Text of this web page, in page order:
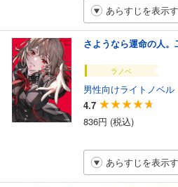
あらすじを表示
さようなら運命の人。
ラノベ
男性向けライトノベル
4.7
836円 (税込)
あらすじを表示